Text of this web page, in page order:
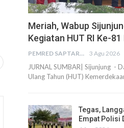
Meriah, Wabup
Kegiatan HUT RI Ke-
PEMRED SAPTARIUS 3 Agu 2026
JURNAL SUMBAR| Sijunjung -
Ulang Tahun (HUT)
Tegas,
Empat Polisi